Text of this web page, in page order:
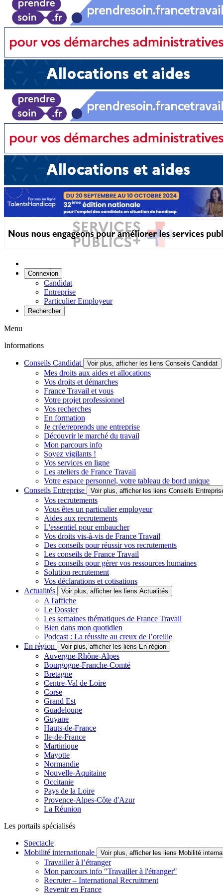
Connexion
Candidat
Entreprise
Particulier Employeur
Rechercher
Menu
Informations
Conseils Candidat Voir plus, afficher les liens Conseils Candidat
Mes droits aux aides et allocations
Vos droits et démarches
France Travail et vous
Votre projet professionnel
Vos recherches
En formation
Je crée/reprends une entreprise
Découvrir le marché du travail
Mon parcours info
Soyez vigilants !
Vos services en ligne
Les ateliers de France Travail
Votre espace personnel, votre tableau de bord unique
Conseils Entreprise
Voir plus, afficher les liens Conseils
Vos recrutements
Vous êtes un particulier employeur
Aides aux recrutements
L'essentiel pour embaucher
Vos droits vis-à-vis de France Travail
Des conseils pour réussir vos recrutements
Les conseils de France Travail
Des conseils pour gérer vos ressources humaines
Solution recrutement
Vos déclarations et cotisations
Actualités
Voir plus, afficher les liens Actualités
A l'affiche
Le Dossier
Les semaines thématiques de France Travail
Bien dans mon quotidien
Podcast : La réussite au creux de l’oreille
En région
Voir plus, afficher les liens En région
Auvergne-Rhône-Alpes
Bourgogne-Franche-Comté
Bretagne
Centre-Val de Loire
Corse
Grand Est
Guadeloupe
Guyane
Hauts-de-France
Ile-de-France
Martinique
Mayotte
Normandie
Nouvelle-Aquitaine
Occitanie
Pays de la Loire
Provence-Alpes-Côte d'Azur
La Réunion
Les portails spécialisés
Spectacle
Mobilité internationale
Voir plus, afficher les liens Mobilité
Travailler à l’étranger
Mon parcours info "Travailler à l'étranger"
Recruter – International Recruitment
Revenir en France